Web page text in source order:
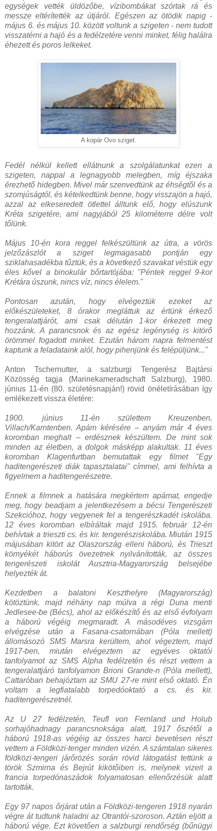
egységek vették üldözőbe, vízibombákat szórtak rá és
messze eltérítették az útjáról. Egészen az ötödik napig -
május 6. és május 10. között voltunk a szigeten - nem tudott
visszatérni a hajó és a fedélzetére venni minket, félig halálra
éhezett és poros lelkeket.
A kopár Ovo sziget.
Fedél nélkül kellett ellátnunk a szolgálatunkat ezen a
szigeten, nappal a legnagyobb melegben, míg éjszaka
érezhető hidegben. Mivel már szenvedtünk az éhségtől és a
szomjúságtól, és kételkedtünk benne, hogy visszajön a hajó,
azzal az elkeseredett ötlettel álltunk elő, hogy elúszunk
Kréta szigetére, ami nagyjából 25 kilométerre délre volt
tőlünk.
Május 10-én kora reggel felkészültünk az útra, a vörös
jelzőzászlót a sziget legmagasabb pontján egy
sziklahasadékba tűztük, és a következő szavakat véstük egy
éles kővel a binokulár bőrtartójába: "Péntek reggel 9-kor
Krétára úszunk, nincs víz, nincs élelem."
Pontosan azután, hogy elvégeztük ezeket az
előkészületeket, 8 órakor megláttuk az értünk érkező
tengeralattjárót, ami csak délután 1-kor érkezett meg
hozzánk. A parancsnok és az egész legénység is kitörő
örömmel fogadott minket. Ezután három napra felmentést
kaptunk a feladataink alól, hogy pihenjünk és felépüljünk..."
Anton Tschernutter, a salzburgi Tengerész Bajtársi
Közösség tagja (Marinekameradschaft Salzburg), 1980.
június 11-én (80. születésnapján!) rövid önéletírásában így
emlékezett vissza életére:
1900. június 11-én születtem Kreuzenben,
Villach/Karntenben. Apám kérésére – anyám már 4 éves
koromban meghalt – erdésznek készültem. De mint sok
minden az életben, a dolgok másképp alakultak. 11 éves
koromban Klagenfurtban bemutattak egy filmet "Egy
haditengerészeti diák tapasztalatai" címmel, ami felhívta a
figyelmem a haditengerészetre.
Ennek a filmnek a hatására megkértem apámat, engedje
meg, hogy beadjam a jelentkezésem a bécsi Tengerészeti
Szekcióhoz, hogy vegyenek fel a tengerészkadét iskolába.
12 éves koromban elbíráltak majd 1915. február 12-én
behívtak a trieszti cs. és kir. tengerésziskolába. Miután 1915
májusában kitört az Olaszország elleni háború, és Trieszt
környékét háborús övezetnek nyilvánították, az összes
tengerészeti iskolát Ausztria-Magyarország belsejébe
helyezték át.
Kezdetben a balatoni Keszthelyre (Magyarország)
kötöztünk, majd néhány nap múlva a régi Duna menti
Jedlesee-be (Bécs), ahol az előkészítő és az első évfolyam
a háború végéig megmaradt. A másodéves vizsgám
elvégzése után a Fasana-csatornában (Póla mellett)
állomásozó SMS Marsra kerültem, ahol végeztem, majd
1917-ben, miután elvégeztem az egyéves oktatói
tanfolyamot az SMS Alpha fedélzetén és részt vettem a
tengeralattjáró tanfolyamon Brioni Grande-n (Póla mellett),
Cattaróban behajóztam az SMU 27-re mint első oktató. Én
voltam a legfiatalabb torpedóoktató a cs. és kir.
haditengerészetnél.
Az U 27 fedélzetén, Teufl von Fernland und Holub
sorhajóhadnagy parancsnoksága alatt, 1917 őszétől a
háború 1918-as végéig az összes harci bevetésen részt
vettem a Földközi-tenger minden vizén. A számtalan sikeres
földközi-tengeri járőrözés során rövid látogatást tettünk a
török Szmirna és Bejrút kikötőiben is, melynek vizeit a
francia torpedónaszádok folyamatosan ellenőrzésük alatt
tartották.
Egy 97 napos őrjárat után a Földközi-tengeren 1918 nyarán
végre át tudtunk haladni az Otrantói-szoroson. Aztán eljött a
háború vége. Ezt követően a salzburgi rendőrség (bűnügyi